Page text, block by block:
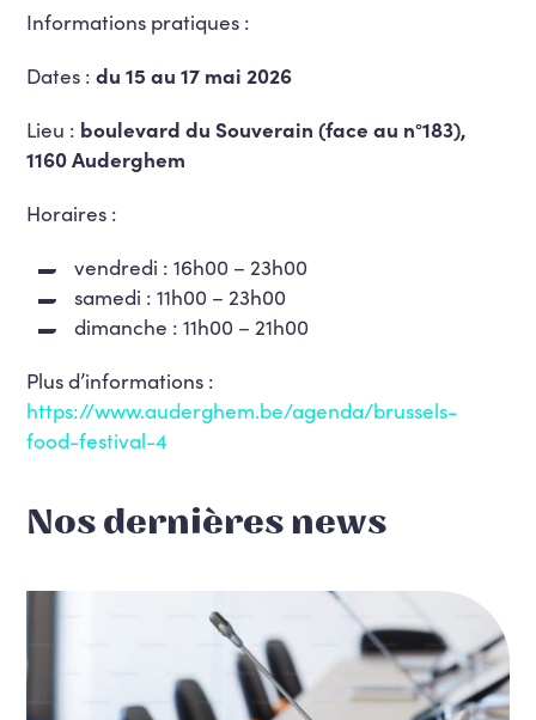
Informations pratiques :
Dates :du 15 au 17 mai 2026
Lieu : boulevard du Souverain (face au n°183),
1160 Auderghem
Horaires :
vendredi : 16h00 – 23h00
samedi : 11h00 – 23h00
dimanche : 11h00 – 21h00
Plus d’informations :
https://www.auderghem.be/agenda/brussels-
food-festival-4
Nos dernières news